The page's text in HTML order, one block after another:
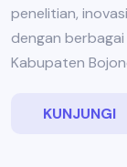
penelitian,
dengan
Kabupaten
KUNJUNGI